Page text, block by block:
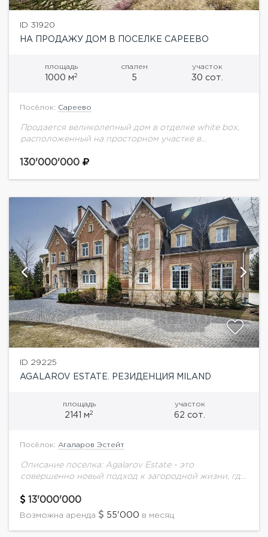
ID 31920
НА ПРОДАЖУ ДОМ В ПОСЕЛКЕ САРЕЕВО
площадь
1000 м2
спален
5
участок
30 сот.
Посёлок: Сареево
Продается великолепный дом в отделке white box,
расположенный на просторном участке в
МКАД на престижном Рублево-Успенском шоссе.
130'000'000
ID 29225
AGALAROV ESTATE. РЕЗИДЕНЦИЯ MILAND
площадь
2141 м2
участок
62 сот.
Посёлок: Агаларов Эстейт
Описание поселка: Agalarov Estate - это
совершенно новый подход к загородной жизни, где
наслаждаться жизнью класса премиум! Здесь
созданы все условия...
13'000'000
Возможна аренда 55'000 в месяц